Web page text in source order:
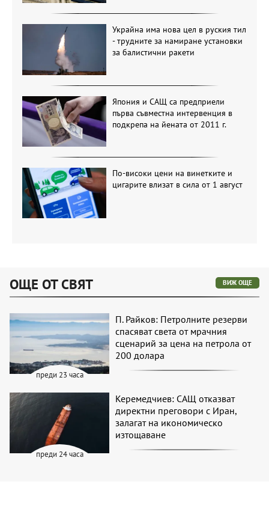
Украйна има нова цел в руския тил
- трудните за намиране установки
за балистични ракети
Япония и САЩ са предприели
първа съвместна интервенция в
подкрепа на йената от 2011 г.
По-високи цени на винетките и
цигарите влизат в сила от 1 август
ОЩЕ ОТ СВЯТ ВИЖ ОЩЕ
преди 23 часа
П. Райков: Петролните резерви
спасяват света от мрачния
сценарий за цена на петрола от
200 долара
преди 24 часа
Керемедчиев: САЩ отказват
директни преговори с Иран,
залагат на икономическо
изтощаване